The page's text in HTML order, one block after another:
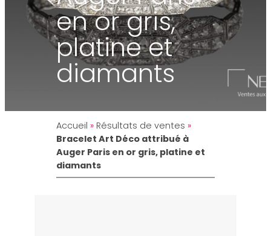
en or gris,
platine et
diamants
Accueil » Résultats de ventes »
Bracelet Art Déco attribué à
Auger Paris en or gris, platine et
diamants